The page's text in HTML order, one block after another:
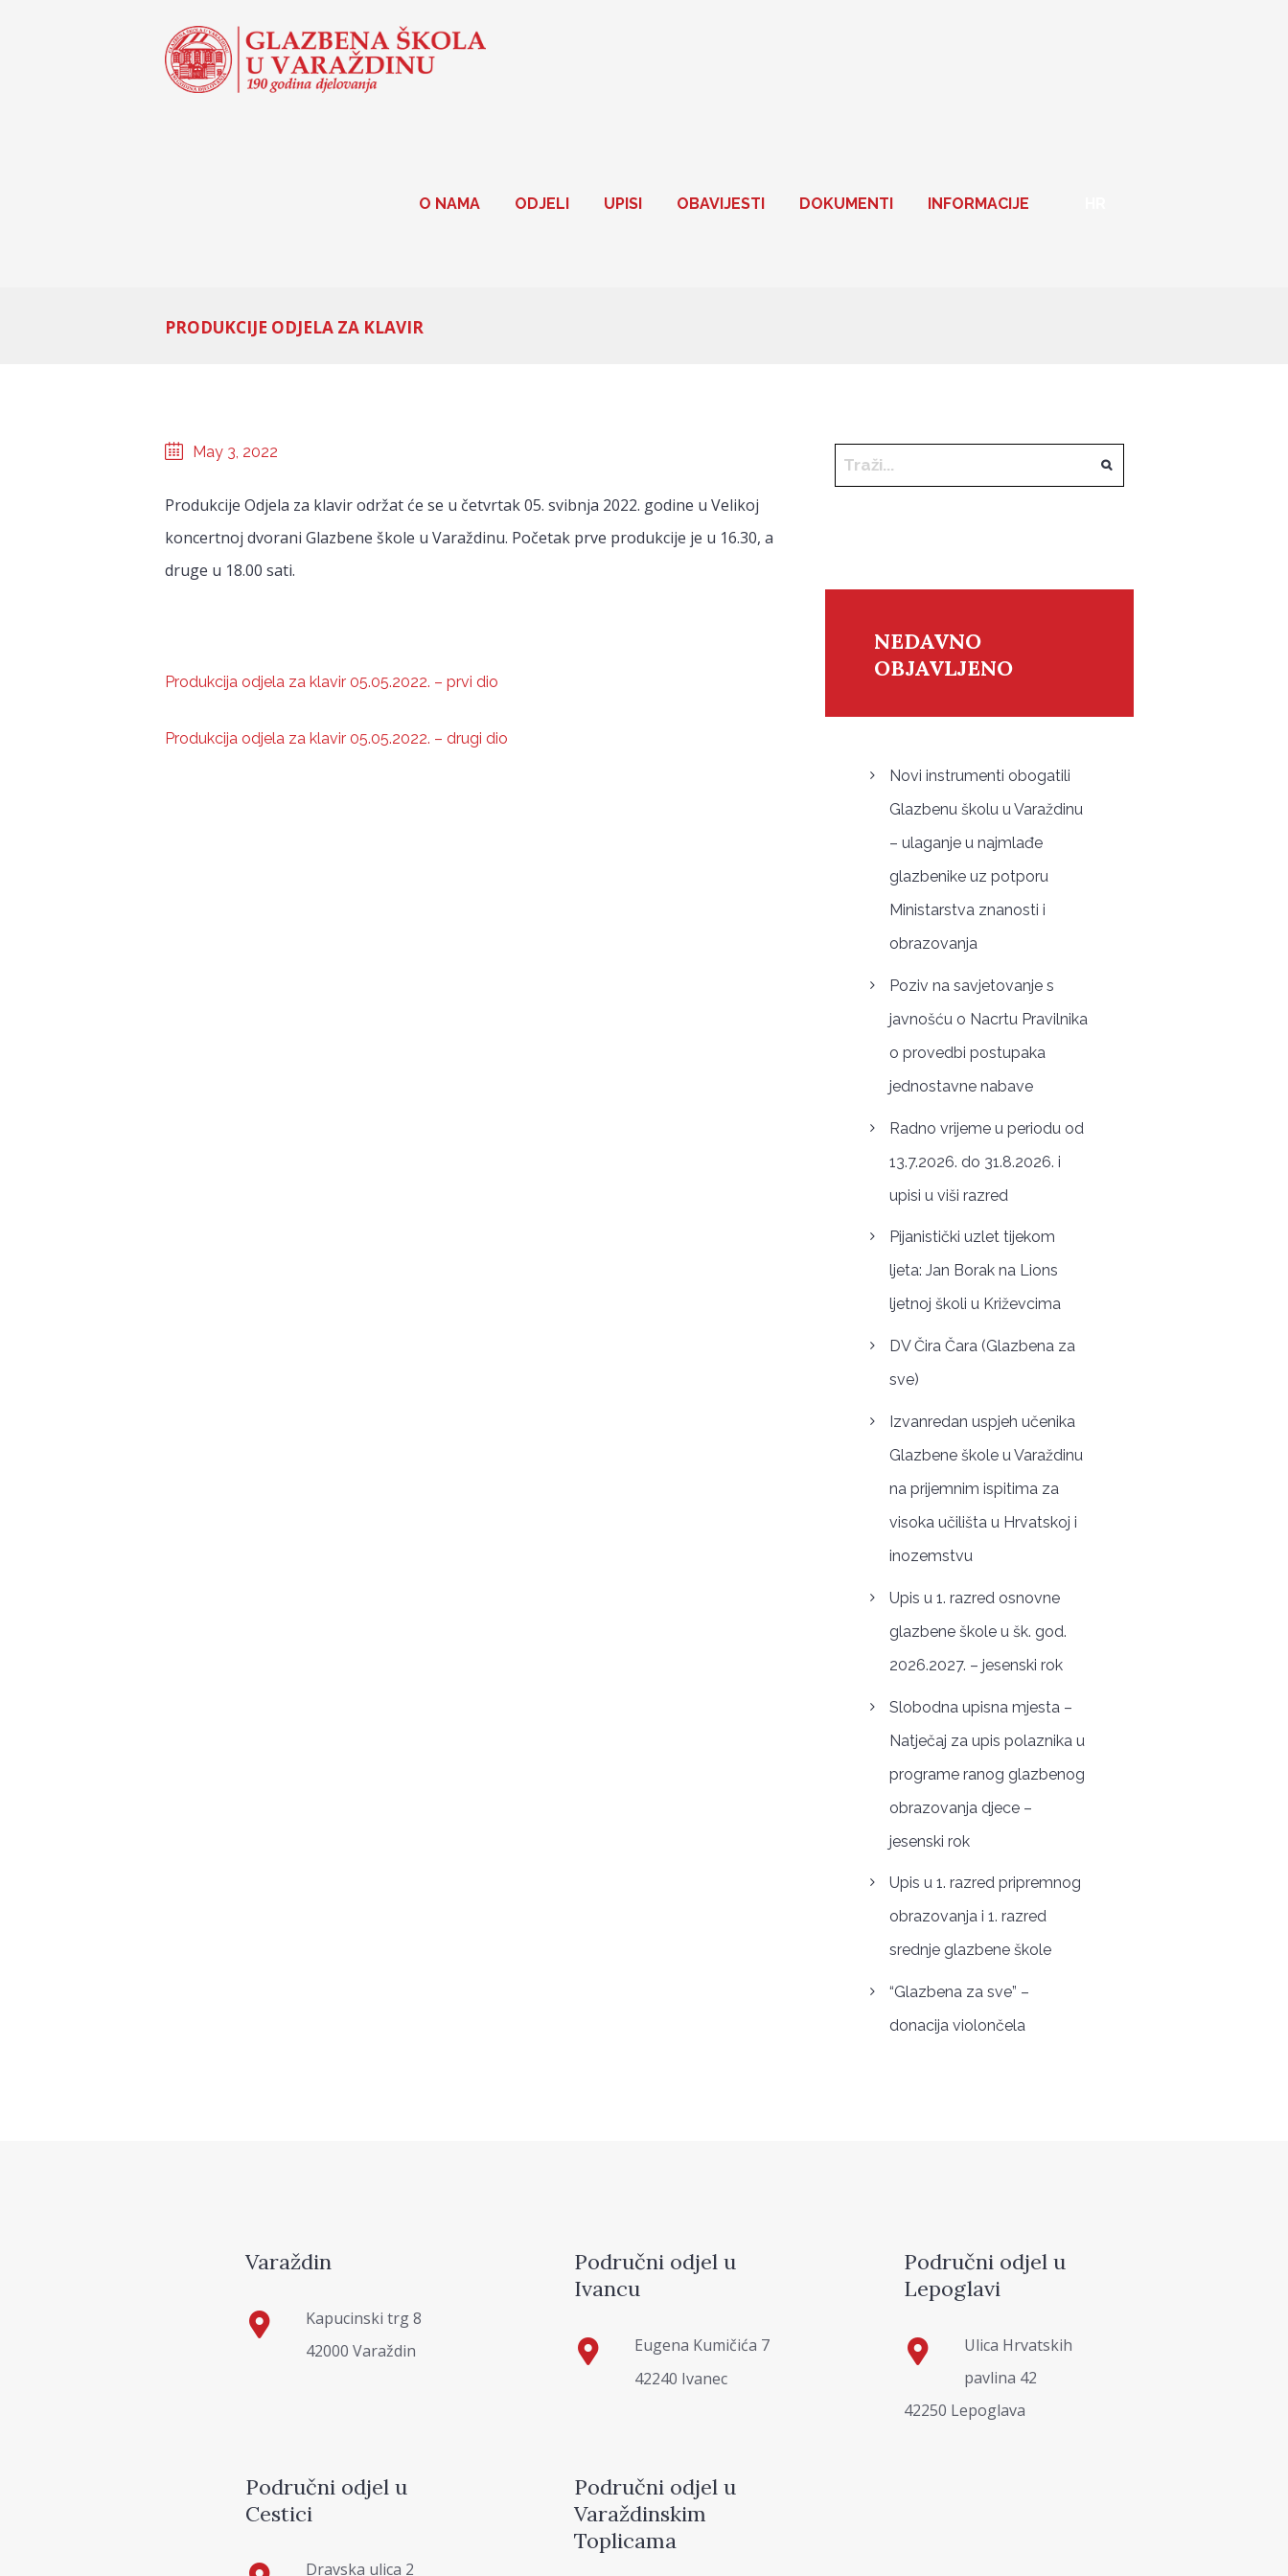
O NAMA ODJELI UPISI OBAVIJESTI DOKUMENTI INFORMACIJE
PRODUKCIJE ODJELA ZA KLAVIR
May 3, 2022
Produkcije Odjela za klavir održat će se u četvrtak 05. svibnja 2022. godine u Velikoj
koncertnoj dvorani Glazbene škole u Varaždinu. Početak prve produkcije je u 16.30, a
druge u 18.00 sati.
Produkcija odjela za klavir 05.05.2022. – prvi dio
Produkcija odjela za klavir 05.05.2022. – drugi dio
NEDAVNO
OBJAVLJENO
Novi instrumenti obogatili
Glazbenu školu u Varaždinu
– ulaganje u najmlađe
glazbenike uz potporu
Ministarstva znanosti i
obrazovanja
Poziv na savjetovanje s
javnošću o Nacrtu Pravilnika
o provedbi postupaka
jednostavne nabave
Radno vrijeme u periodu od
13.7.2026. do 31.8.2026. i
upisi u viši razred
Pijanistički uzlet tijekom
ljeta: Jan Borak na Lions
ljetnoj školi u Križevcima
DV Čira Čara (Glazbena za
sve)
Izvanredan uspjeh učenika
Glazbene škole u Varaždinu
na prijemnim ispitima za
visoka učilišta u Hrvatskoj i
inozemstvu
Upis u 1. razred osnovne
glazbene škole u šk. god.
2026.2027. – jesenski rok
Slobodna upisna mjesta –
Natječaj za upis polaznika u
programe ranog glazbenog
obrazovanja djece –
jesenski rok
Upis u 1. razred pripremnog
obrazovanja i 1. razred
srednje glazbene škole
“Glazbena za sve” –
donacija violončela
Varaždin
Kapucinski trg 8
42000 Varaždin
Područni odjel u
Ivancu
Eugena Kumičića 7
42240 Ivanec
Područni odjel u
Lepoglavi
Ulica Hrvatskih
pavlina 42
42250 Lepoglava
Područni odjel u
Cestici
Dravska ulica 2
Područni odjel u
Varaždinskim
Toplicama